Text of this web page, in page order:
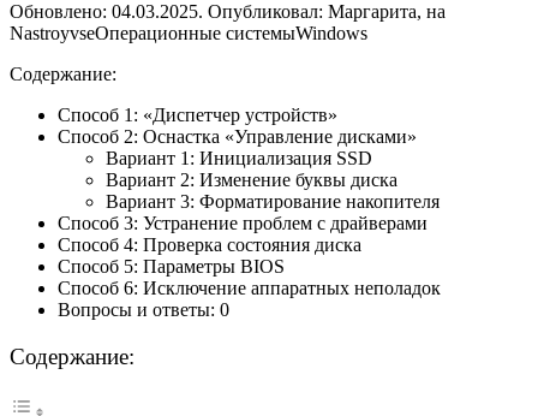
Обновлено: 04.03.2025. Опубликовал: Маргарита, на
NastroyvseОперационные системыWindows
Содержание:
Способ 1: «Диспетчер устройств»
Способ 2: Оснастка «Управление дисками»
Вариант 1: Инициализация SSD
Вариант 2: Изменение буквы диска
Вариант 3: Форматирование накопителя
Способ 3: Устранение проблем с драйверами
Способ 4: Проверка состояния диска
Способ 5: Параметры BIOS
Способ 6: Исключение аппаратных неполадок
Вопросы и ответы: 0
Содержание: